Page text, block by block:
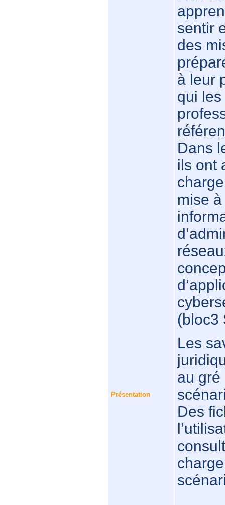
Présentation
sentir
des
à leur
qui
Dans
ils ont
mise
(bloc3
Les
au gré
Des